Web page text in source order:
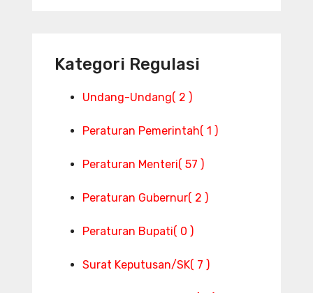
Kategori Regulasi
Undang-Undang( 2 )
Peraturan Pemerintah( 1 )
Peraturan Menteri( 57 )
Peraturan Gubernur( 2 )
Peraturan Bupati( 0 )
Surat Keputusan/SK( 7 )